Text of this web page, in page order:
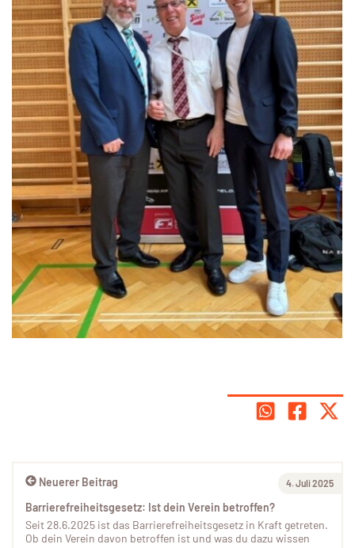
Neuerer Beitrag 4. Juli 2025
Barrierefreiheitsgesetz: Ist dein Verein betroffen?
Seit 28.6.2025 ist das Barrierefreiheitsgesetz in Kraft getreten.
Ob dein Verein davon betroffen ist und was du dazu wissen